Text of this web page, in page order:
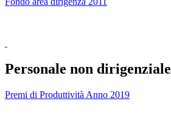
Personale non dirigenziale
Premi di Produttività Anno 2019